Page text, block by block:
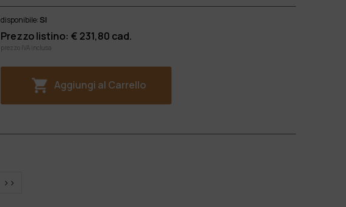
disponibile:SI
Prezzo listino: € 231,80 cad.
prezzo IVA inclusa
Aggiungi al Carrello
>>